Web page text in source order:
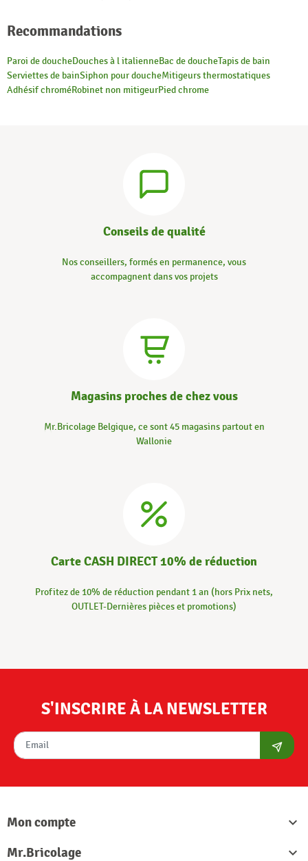
Recommandations
Paroi de doucheDouches à l italienneBac de doucheTapis de bain
Serviettes de bainSiphon pour doucheMitigeurs thermostatiques
Adhésif chroméRobinet non mitigeurPied chrome
Conseils de qualité
Nos conseillers, formés en permanence, vous
accompagnent dans vos projets
Magasins proches de chez vous
Mr.Bricolage Belgique, ce sont 45 magasins partout en
Wallonie
Carte CASH DIRECT 10% de réduction
Profitez de 10% de réduction pendant 1 an (hors Prix nets,
OUTLET-Dernières pièces et promotions)
S'INSCRIRE À LA NEWSLETTER
Mon compte

Mr.Bricolage
